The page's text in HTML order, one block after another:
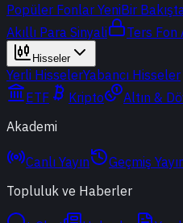
Popüler Fonlar YeniBir
Akıllı Para Sinyali
Ters Fon
Hisseler
Yerli HisselerYabancı Hisseler
ETF
Kripto Altın &
Akademi
Canlı Yayın Geçmiş
Topluluk ve Haberler